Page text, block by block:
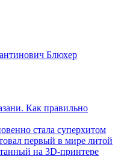
Блюхер
Как правильно
стала суперхитом
первый в мире литой
на 3D-принтере